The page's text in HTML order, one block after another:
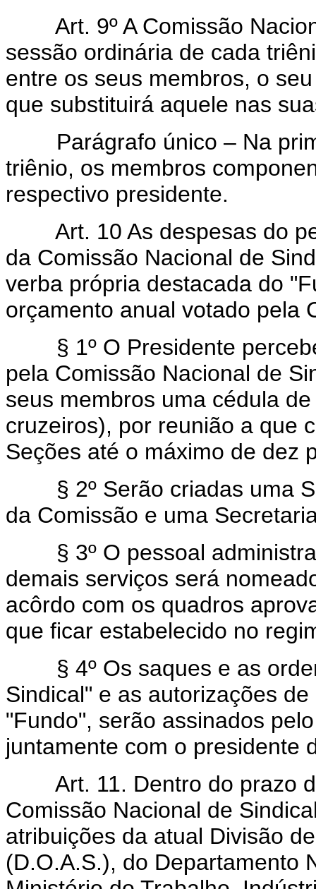
Art. 9º A Comissão
sessão ordinária de cada
entre os seus membros, o
que substituirá aquele nas
Parágrafo único – Na
triênio, os membros
respectivo presidente.
Art. 10 As despesas do
da Comissão Nacional de
verba própria destacada do
orçamento anual votado pela
§ 1º O Presidente
pela Comissão Nacional de
seus membros uma cédula
cruzeiros), por reunião a que
Seções até o máximo de dez
§ 2º Serão criadas uma
da Comissão e uma
§ 3º O pessoal
demais serviços será
acôrdo com os quadros
que ficar estabelecido no
§ 4º Os saques e as
Sindical" e as autorizações
"Fundo", serão assinados
juntamente com o presidente
Art. 11. Dentro do prazo
Comissão Nacional de
atribuições da atual Divisão
(D.O.A.S.), do Departamento